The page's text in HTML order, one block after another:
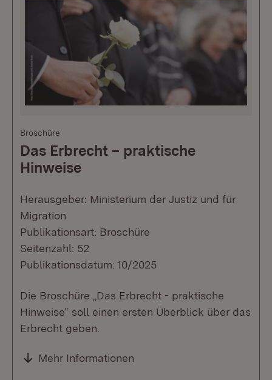
Broschüre
Das Erbrecht – praktische
Hinweise
Herausgeber: Ministerium der Justiz und für
Migration
Publikationsart: Broschüre
Seitenzahl: 52
Publikationsdatum: 10/2025
Die Broschüre „Das Erbrecht - praktische
Hinweise“ soll einen ersten Überblick über das
Erbrecht geben.
Mehr Informationen